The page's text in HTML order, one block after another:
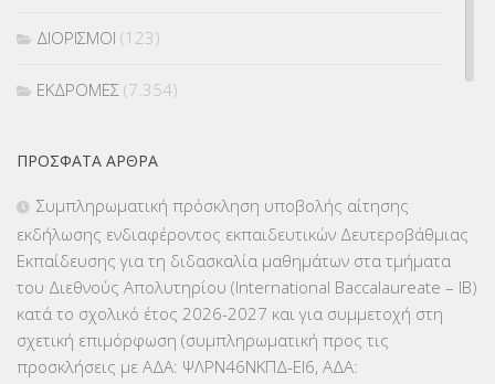
ΔΙΟΡΙΣΜΟΙ (123)
ΕΚΔΡΟΜΕΣ (7.354)
ΕΠΙΜΟΡΦΩΣΗ Τ.Π.Ε.(10)
ΕΥΡΩΠΑΪΚΑ ΠΡΟΓΡΑΜΜΑΤΑ(230)
ΚΕΣΥ (60)
ΠΡΌΣΦΑΤΑ ΆΡΘΡΑ
Συμπληρωματική πρόσκληση υποβολής αίτησης
εκδήλωσης ενδιαφέροντος εκπαιδευτικών Δευτεροβάθμιας
Εκπαίδευσης για τη διδασκαλία μαθημάτων στα τμήματα
του Διεθνούς Απολυτηρίου (International Baccalaureate – IB)
κατά το σχολικό έτος 2026-2027 και για συμμετοχή στη
σχετική επιμόρφωση (συμπληρωματική προς τις
προσκλήσεις με ΑΔΑ: ΨΛΡΝ46ΝΚΠΔ-ΕΙ6, ΑΔΑ: